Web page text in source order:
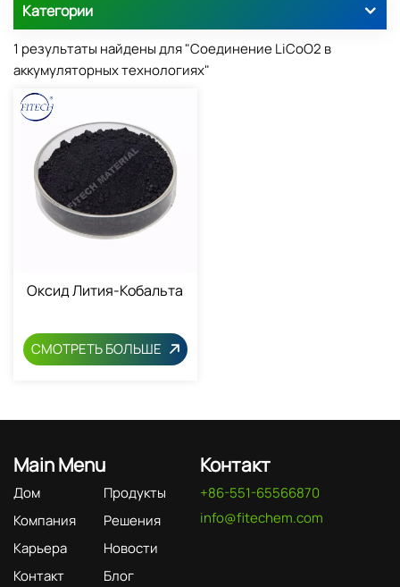
Категории
1 результаты найдены для "Соединение LiCoO2 в
аккумуляторных технологиях"
Оксид Лития-Кобальта
СМОТРЕТЬ БОЛЬШЕ
Main Menu
Дом
Продукты
Компания
Решения
Карьера
Новости
Контакт
Блог
Контакт
+86-551-65566870
info@fitechem.com